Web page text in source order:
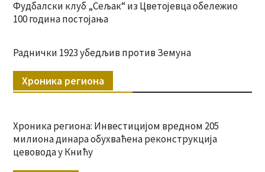
Фудбалски клуб „Сељак“ из Цветојевца обележио
100 година постојања
Раднички 1923 убедљив против Земуна
Хроника региона
Хроника региона: Инвестицијом вредном 205
милиона динара обухваћена реконструкција
цевовода у Книћу